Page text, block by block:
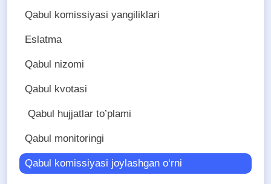
Qabul komissiyasi yangiliklari
Eslatma
Qabul nizomi
Qabul kvotasi
Qabul hujjatlar to’plami
Qabul monitoringi
Qabul komissiyasi joylashgan o‘rni